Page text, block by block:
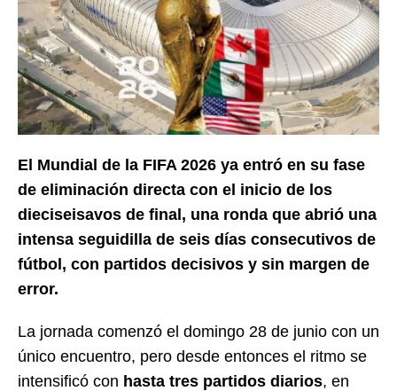
El Mundial de la FIFA 2026 ya entró en su fase
de eliminación directa con el inicio de los
dieciseisavos de final, una ronda que abrió una
intensa seguidilla de seis días consecutivos de
fútbol, con partidos decisivos y sin margen de
error.
La jornada comenzó el domingo 28 de junio con un
único encuentro, pero desde entonces el ritmo se
intensificó con hasta tres partidos diarios, en